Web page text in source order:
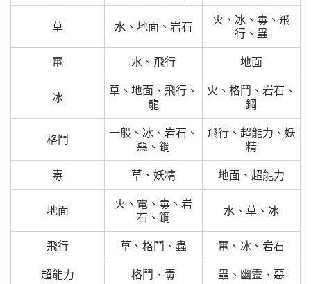
草 水、地面、岩石
火、冰、毒、飛
行、蟲
電
水、飛行 地面
冰
草、地面、飛行、
龍
火、格鬥、岩石、
鋼
格鬥
一般、冰、岩石、
惡、鋼
飛行、超能力、妖
精
毒
草、妖精 地面、超能力
地面
火、電、毒、岩
石、鋼
水、草、冰
飛行 草、格鬥、蟲
電、冰、岩石
超能力
格鬥、毒
蟲、幽靈、惡